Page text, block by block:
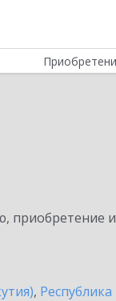
приобретение
,